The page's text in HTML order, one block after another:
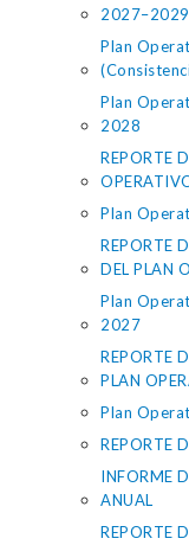
2027–2029
Plan
Plan
2028
REPORTE
Plan
REPORTE
DEL PLAN
Plan
2027
REPORTE
PLAN
Plan
REPORTE
INFORME
ANUAL
REPORTE